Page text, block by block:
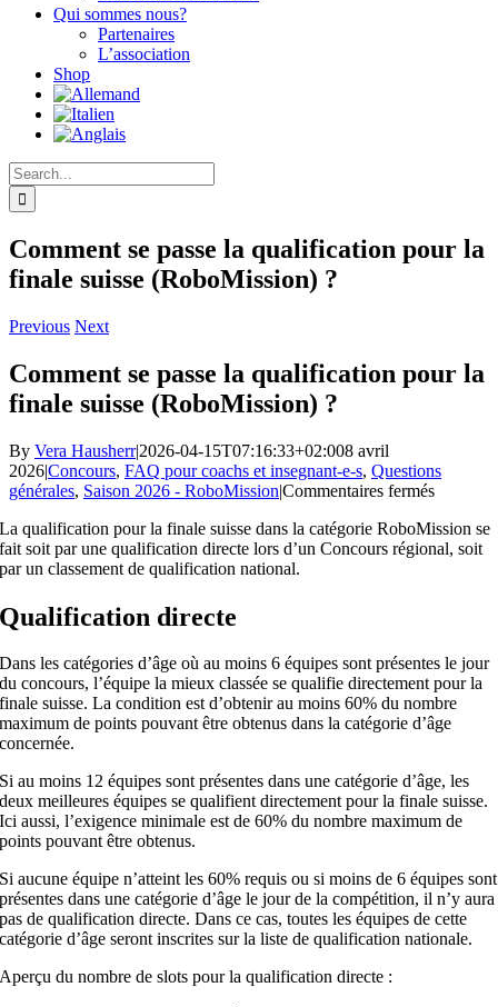
Qui sommes nous?
Partenaires
L’association
Shop
Search
for:
Comment se passe la qualification pour la
finale suisse (RoboMission) ?
Previous Next
Comment se passe la qualification pour la
finale suisse (RoboMission) ?
By Vera Hausherr|2026-04-15T07:16:33+02:008 avril
2026|Concours, FAQ pour coachs et insegnant-e-s, Questions
générales, Saison 2026 - RoboMission|Commentaires ferméssur
se
passe
suisse
?
La qualification pour la finale suisse dans la catégorie RoboMission se
fait soit par une qualification directe lors d’un Concours régional, soit
par un classement de qualification national.
Qualification directe
Dans les catégories d’âge où au moins 6 équipes sont présentes le jour
du concours, l’équipe la mieux classée se qualifie directement pour la
finale suisse. La condition est d’obtenir au moins 60% du nombre
maximum de points pouvant être obtenus dans la catégorie d’âge
concernée.
Si au moins 12 équipes sont présentes dans une catégorie d’âge, les
deux meilleures équipes se qualifient directement pour la finale suisse.
Ici aussi, l’exigence minimale est de 60% du nombre maximum de
points pouvant être obtenus.
Si aucune équipe n’atteint les 60% requis ou si moins de 6 équipes sont
présentes dans une catégorie d’âge le jour de la compétition, il n’y aura
pas de qualification directe. Dans ce cas, toutes les équipes de cette
catégorie d’âge seront inscrites sur la liste de qualification nationale.
Aperçu du nombre de slots pour la qualification directe :